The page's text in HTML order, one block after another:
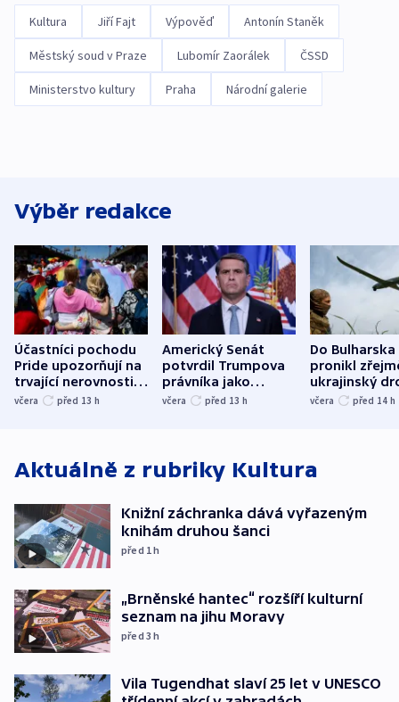
Kultura Jiří Fajt Výpověď Antonín Staněk
Městský soud v Praze Lubomír Zaorálek ČSSD
Ministerstvo kultury Praha Národní galerie
Výběr redakce
Účastníci pochodu
Pride upozorňují na
trvající nerovnosti i
společenskou
včera před 13 h
Americký Senát
potvrdil Trumpova
právníka jako
ministra
včera před 13 h
Do Bulharska
pronikl
ukrajinský
explodoval
včera před 14 h
Aktuálně z rubriky Kultura
Knižní záchranka dává vyřazeným
knihám druhou šanci
před 1h
„Brněnské hantec“ rozšíří kulturní
seznam na jihu Moravy
před 3h
Vila Tugendhat slaví 25 let v UNESCO